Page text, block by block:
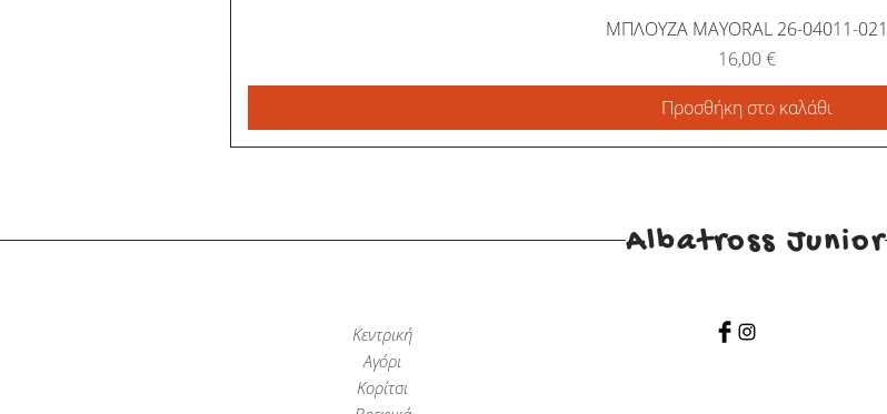
ΜΠΛΟΥΖΑ MAYORAL 26-04011-021
Τιμή
16,00 €
Προσθήκη στο καλάθι
Albatross Junior
Κεντρική
Αγόρι
Κορίτσι